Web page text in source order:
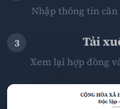
Nhập thông tin
3
Tải
Xem lại hợp đồng